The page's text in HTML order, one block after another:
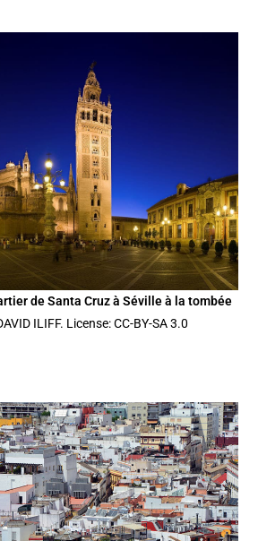
de Santa Cruz à Séville à la tombée
ILIFF. License: CC-BY-SA 3.0